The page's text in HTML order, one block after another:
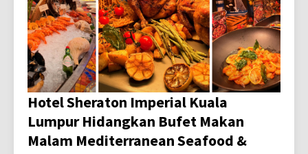
Hotel Sheraton Imperial Kuala
Lumpur Hidangkan Bufet Makan
Malam Mediterranean Seafood &